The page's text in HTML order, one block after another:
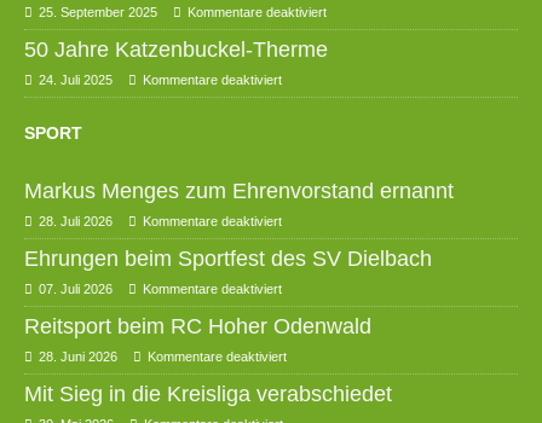
25. September 2025 Kommentare deaktiviert
50 Jahre Katzenbuckel-Therme
24. Juli 2025 Kommentare deaktiviert
SPORT
Markus Menges zum Ehrenvorstand ernannt
28. Juli 2026 Kommentare deaktiviert
Ehrungen beim Sportfest des SV Dielbach
07. Juli 2026 Kommentare deaktiviert
Reitsport beim RC Hoher Odenwald
28. Juni 2026 Kommentare deaktiviert
Mit Sieg in die Kreisliga verabschiedet